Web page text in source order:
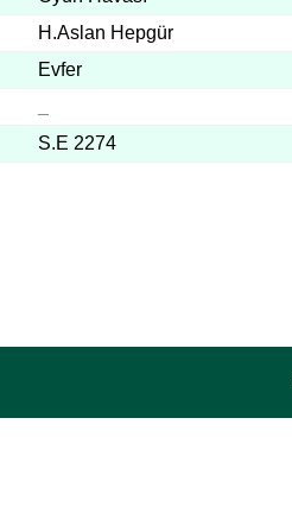
H.Aslan Hepgür
Evfer
S.E 2274